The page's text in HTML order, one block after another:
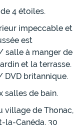
4 étoiles.
impeccable et
est
salle à manger de
et la terrasse.
DVD britannique.
salles de bain.
village de Thonac,
la-Canéda, 30